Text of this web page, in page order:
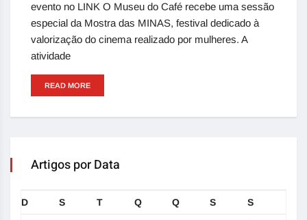
evento no LINK O Museu do Café recebe uma sessão
especial da Mostra das MINAS, festival dedicado à
valorização do cinema realizado por mulheres. A
atividade
READ MORE
Artigos por Data
D S T Q Q S S